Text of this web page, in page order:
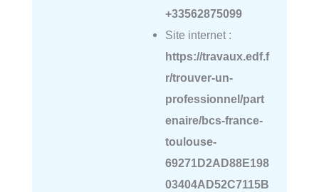
+33562875099
Site internet :
https://travaux.edf.f
r/trouver-un-
professionnel/part
enaire/bcs-france-
toulouse-
69271D2AD88E198
03404AD52C7115B